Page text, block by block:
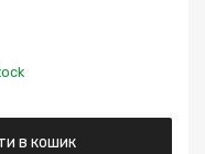
в кошик